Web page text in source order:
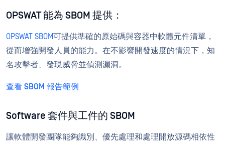
OPSWAT 能為 SBOM 提供：
OPSWAT SBOM可提供準確的原始碼與容器中軟體元件清單，
從而增強開發人員的能力。在不影響開發速度的情況下，知
名攻擊者、發現威脅並偵測漏洞。
查看 SBOM 報告範例
Software 套件與工件的 SBOM
讓軟體開發團隊能夠識別、優先處理和處理開放源碼相依性